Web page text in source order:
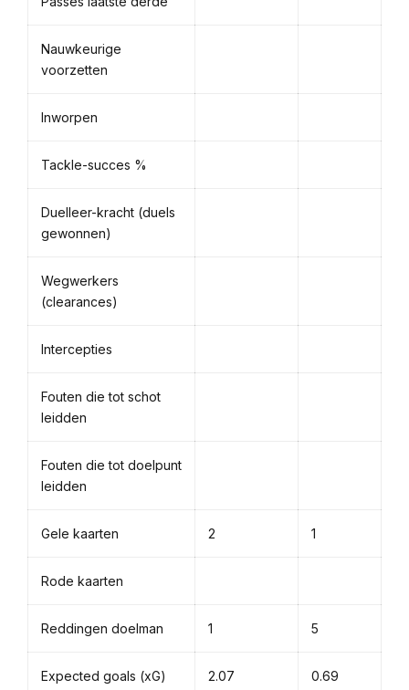
Nauwkeurige
voorzetten
Inworpen
Tackle-succes %
Duelleer-kracht (duels
gewonnen)
Wegwerkers
(clearances)
Intercepties
Fouten die tot schot
leidden
Fouten die tot doelpunt
leidden
Gele kaarten 2 1
Rode kaarten
Reddingen doelman 1 5
Expected goals (xG) 2.07 0.69